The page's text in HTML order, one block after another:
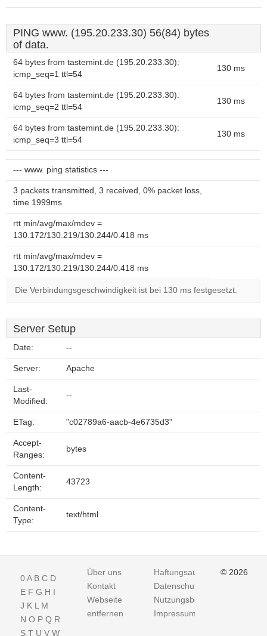
PING www. (195.20.233.30) 56(84) bytes
of data.
64 bytes from tastemint.de (195.20.233.30):
icmp_seq=1 ttl=54
130 ms
64 bytes from tastemint.de (195.20.233.30):
icmp_seq=2 ttl=54
130 ms
64 bytes from tastemint.de (195.20.233.30):
icmp_seq=3 ttl=54
130 ms
--- www. ping statistics ---
3 packets transmitted, 3 received, 0% packet loss,
time 1999ms
rtt min/avg/max/mdev =
130.172/130.219/130.244/0.418 ms
rtt min/avg/max/mdev =
130.172/130.219/130.244/0.418 ms
Die Verbindungsgeschwindigkeit ist bei 130 ms festgesetzt.
Server Setup
Date: --
Server: Apache
Last-
Modified:
--
ETag: "c02789a6-aacb-4e6735d3"
Accept-
Ranges:
bytes
Content-
Length:
43723
Content-
Type:
text/html
0A B C D
E F G H I
J K L M
N O P Q R
S T U V W
Über uns
Kontakt
Webseite
entfernen
Haftungsausschluss
Datenschutz
Nutzungsbedingungen
Impressum
© 2026